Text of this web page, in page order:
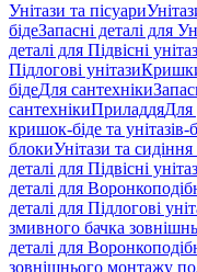
Унітази та пісуари
бідеЗапасні деталі для
деталі для Підвісні
Підлогові унітази
бідеДля сантехніки
сантехнікиПриладдяДля
кришок-біде та унітазів-
блокиУнітази та
деталі для Підвісні
деталі для
деталі для Підлогові
змивного бачка
деталі для
зовнішнього монтажу